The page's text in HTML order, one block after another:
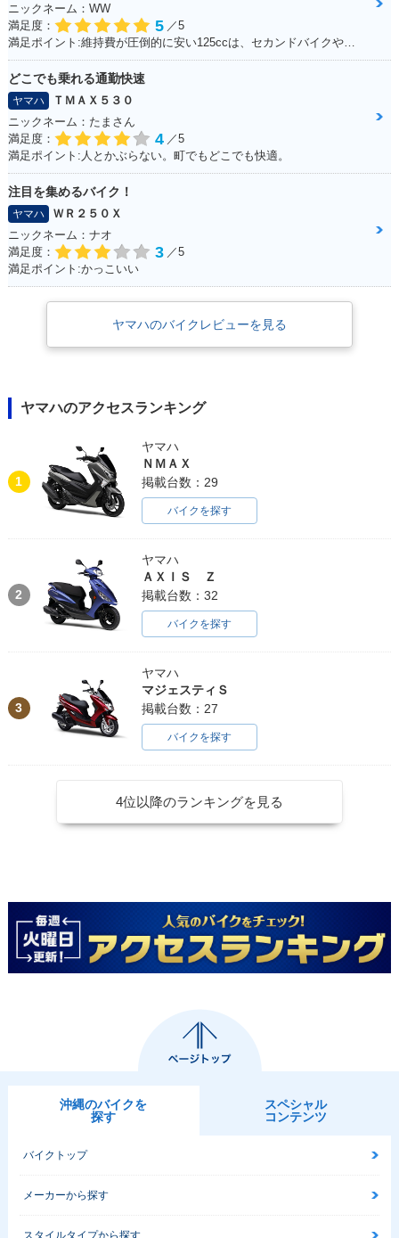
ニックネーム：WW
満足度：
5 ／5
満足ポイント:維持費が圧倒的に安い125ccは、セカンドバイクや通勤用としてオススメ。125ccスクーターの中でも、シグナスXの走行性能は力強く、普段の街乗りでは、力不足を感じる事はあまりない。 メットインも半ヘル2つなら余裕で入るので、収納性も抜群。
どこでも乗れる通勤快速
ヤマハ
ＴＭＡＸ５３０
ニックネーム：たまさん
満足度：
4 ／5
満足ポイント:人とかぶらない。町でもどこでも快適。
注目を集めるバイク！
ヤマハ
ＷＲ２５０Ｘ
ニックネーム：ナオ
満足度：
3 ／5
満足ポイント:かっこいい
ヤマハのバイクレビューを見る
ヤマハのアクセスランキング
1
ヤマハ
ＮＭＡＸ
掲載台数：29
バイクを探す
2
ヤマハ
ＡＸＩＳ Ｚ
掲載台数：32
バイクを探す
3
ヤマハ
マジェスティＳ
掲載台数：27
バイクを探す
4位以降のランキングを見る
沖縄のバイクを
探す
スペシャル
コンテンツ
バイクトップ
メーカーから探す